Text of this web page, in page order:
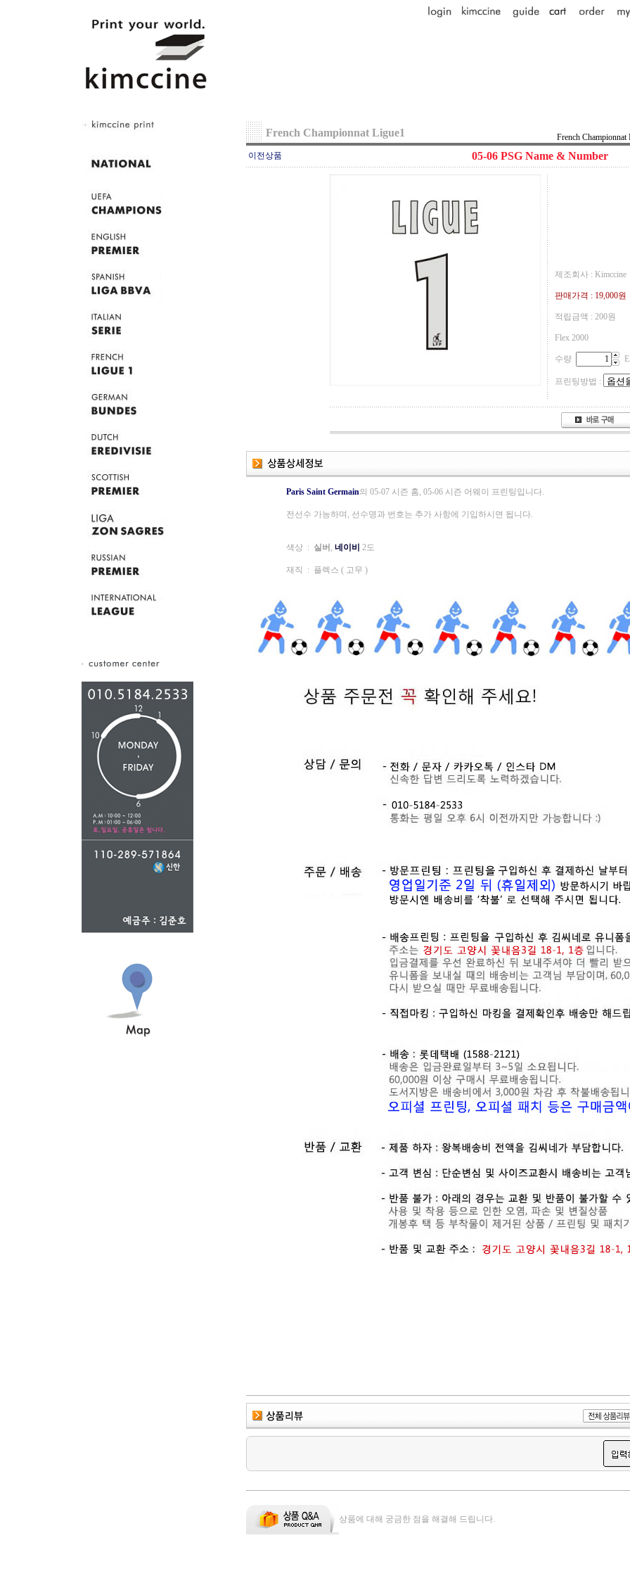
French Championnat Ligue1
French Championnat
이전상품
05-06 PSG Name & Number
제조회사 : Kimccine
판매가격 : 19,000원
적립금액 : 200원
Flex 2000
수량
프린팅방법 :
Paris Saint Germain의 05-07 시즌 홈, 05-06 시즌 어웨이 프린팅입니다.
전선수 가능하며, 선수명과 번호는 추가 사항에 기입하시면 됩니다.
색상 : 실버 , 네이비 2도
재직 : 플렉스 ( 고무 )
상품에 대해 궁금한 점을 해결해 드립니다.